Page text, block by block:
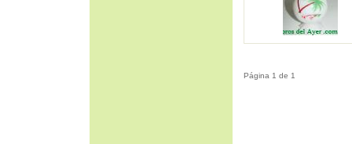
Página 1 de 1